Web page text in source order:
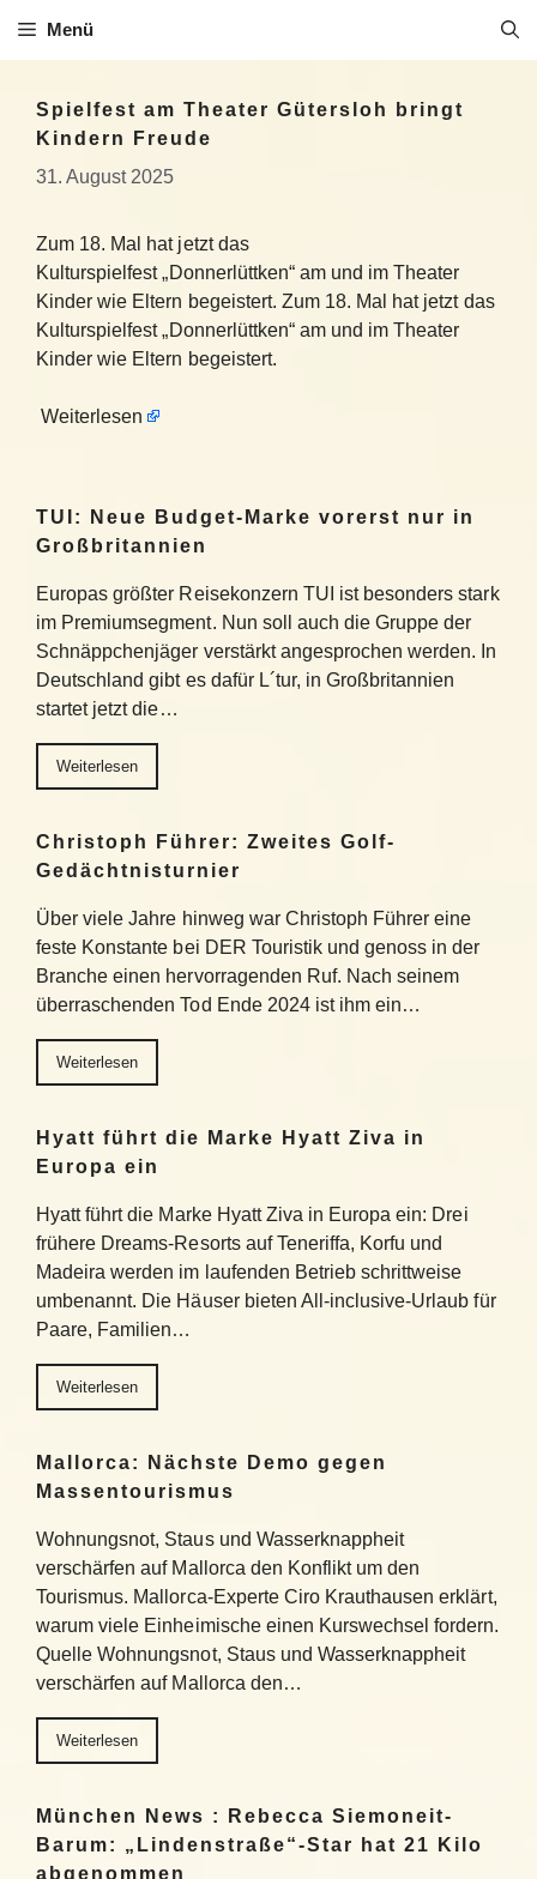
Inhalt
Menü
Spielfest am Theater Gütersloh bringt
Kindern Freude
31. August 2025
Zum 18. Mal hat jetzt das
Kulturspielfest „Donnerlüttken“ am und im Theater
Kinder wie Eltern begeistert. Zum 18. Mal hat jetzt das
Kulturspielfest „Donnerlüttken“ am und im Theater
Kinder wie Eltern begeistert.
Weiterlesen
TUI: Neue Budget-Marke vorerst nur in
Großbritannien
Europas größter Reisekonzern TUI ist besonders stark
im Premiumsegment. Nun soll auch die Gruppe der
Schnäppchenjäger verstärkt angesprochen werden. In
Deutschland gibt es dafür L´tur, in Großbritannien
startet jetzt die…
Weiterlesen
Christoph Führer: Zweites Golf-
Gedächtnisturnier
Über viele Jahre hinweg war Christoph Führer eine
feste Konstante bei DER Touristik und genoss in der
Branche einen hervorragenden Ruf. Nach seinem
überraschenden Tod Ende 2024 ist ihm ein…
Weiterlesen
Hyatt führt die Marke Hyatt Ziva in
Europa ein
Hyatt führt die Marke Hyatt Ziva in Europa ein: Drei
frühere Dreams-Resorts auf Teneriffa, Korfu und
Madeira werden im laufenden Betrieb schrittweise
umbenannt. Die Häuser bieten All-inclusive-Urlaub für
Paare, Familien…
Weiterlesen
Mallorca: Nächste Demo gegen
Massentourismus
Wohnungsnot, Staus und Wasserknappheit
verschärfen auf Mallorca den Konflikt um den
Tourismus. Mallorca-Experte Ciro Krauthausen erklärt,
warum viele Einheimische einen Kurswechsel fordern.
Quelle Wohnungsnot, Staus und Wasserknappheit
verschärfen auf Mallorca den…
Weiterlesen
München News : Rebecca Siemoneit-
Barum: „Lindenstraße“-Star hat 21 Kilo
abgenommen